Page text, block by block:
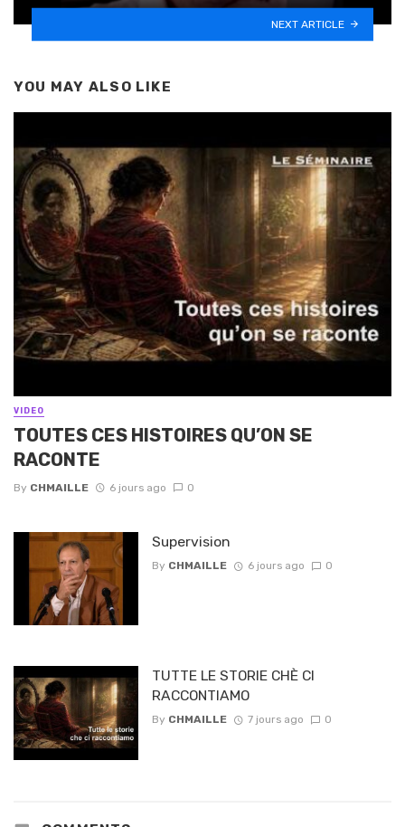
NEXT ARTICLE
YOU MAY ALSO LIKE
VIDEO
TOUTES CES HISTOIRES QU’ON SE
RACONTE
By CHMAILLE 6 jours ago 0
Supervision
By CHMAILLE 6 jours ago 0
TUTTE LE STORIE CHÈ CI
RACCONTIAMO
By CHMAILLE 7 jours ago 0